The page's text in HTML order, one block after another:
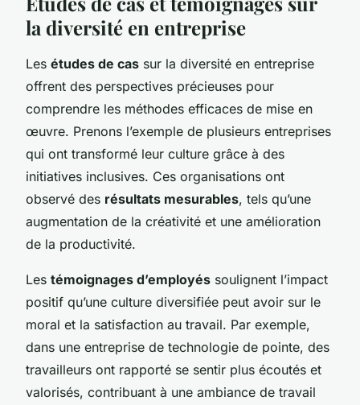
la diversité en entreprise
Les études de cas sur la diversité en entreprise
offrent des perspectives précieuses pour
comprendre les méthodes efficaces de mise en
œuvre. Prenons l’exemple de plusieurs entreprises
qui ont transformé leur culture grâce à des
initiatives inclusives. Ces organisations ont
observé des résultats mesurables, tels qu’une
augmentation de la créativité et une amélioration
de la productivité.
Les témoignages d’employés soulignent l’impact
positif qu’une culture diversifiée peut avoir sur le
moral et la satisfaction au travail. Par exemple,
dans une entreprise de technologie de pointe, des
travailleurs ont rapporté se sentir plus écoutés et
valorisés, contribuant à une ambiance de travail